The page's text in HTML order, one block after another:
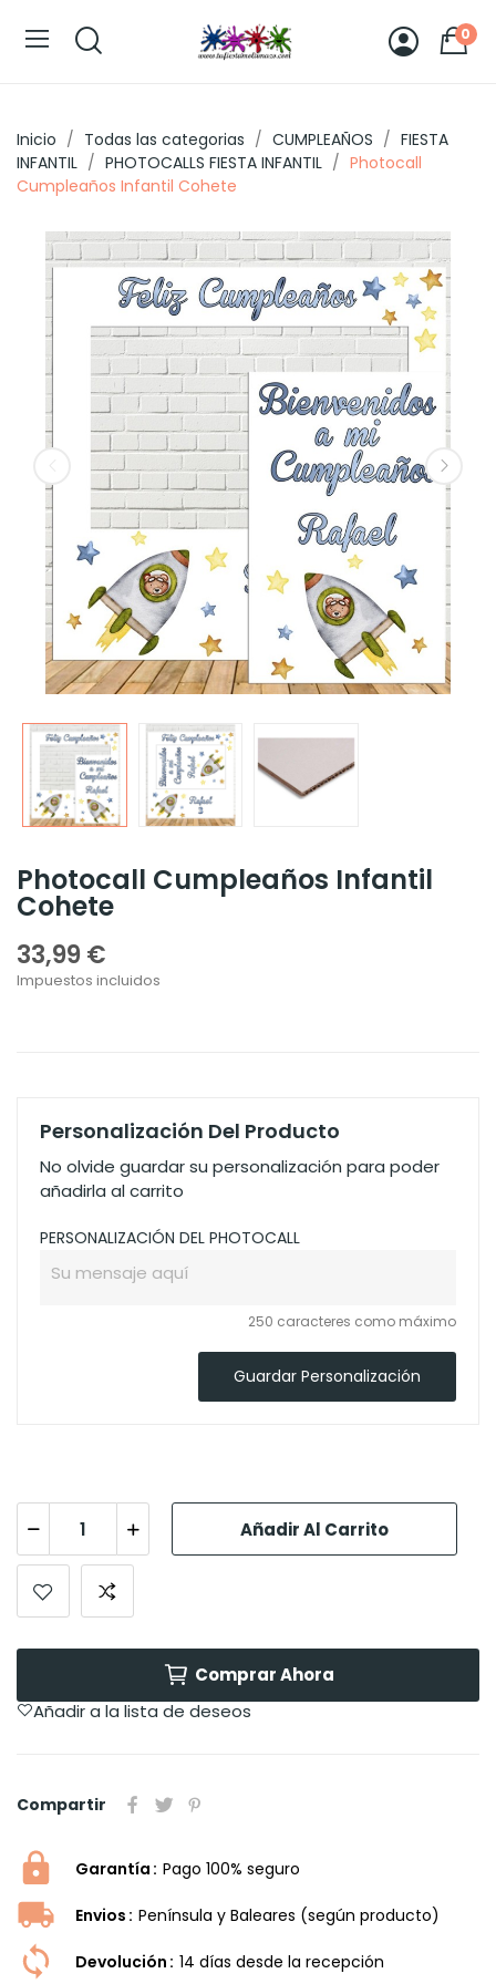
0
Inicio Todas las categorias CUMPLEAÑOS
FIESTA
INFANTIL
PHOTOCALLS FIESTA INFANTIL
Photocall
Cumpleaños Infantil Cohete
Photocall Cumpleaños Infantil
Cohete
33,99 €
Impuestos incluidos
Personalización Del Producto
No olvide guardar su personalización para poder
añadirla al carrito
PERSONALIZACIÓN DEL PHOTOCALL
250 caracteres como máximo
Guardar Personalización
Añadir Al Carrito
Comprar Ahora
Añadir a la lista de deseos
Compartir
Garantía Pago 100% seguro
Envios Península y Baleares (según producto)
Devolución 14 dí­as desde la recepción